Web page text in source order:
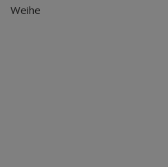
Weihe